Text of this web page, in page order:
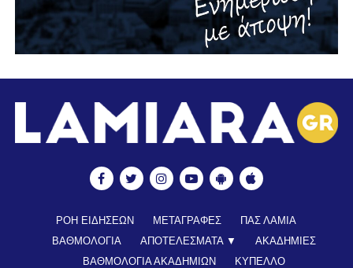
ΡΟΗ ΕΙΔΗΣΕΩΝ ΜΕΤΑΓΡΑΦΕΣ
ΠΑΣ ΛΑΜΙΑ
ΒΑΘΜΟΛΟΓΙΑ
ΑΠΟΤΕΛΕΣΜΑΤΑ ▼
ΑΚΑΔΗΜΙΕΣ
ΒΑΘΜΟΛΟΓΙΑ ΑΚΑΔΗΜΙΩΝ
ΚΥΠΕΛΛΟ